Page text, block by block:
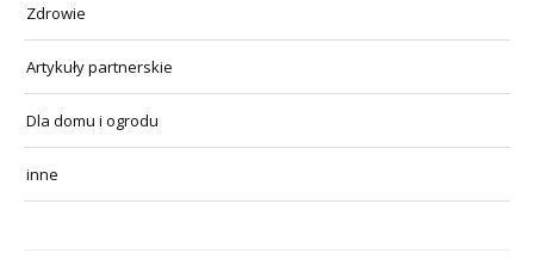
Zdrowie
Artykuły partnerskie
Dla domu i ogrodu
inne